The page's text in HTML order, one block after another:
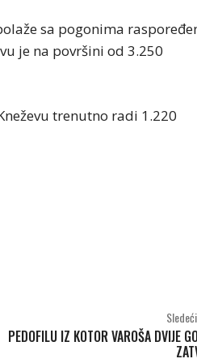
sa pogonima
je na površini od 3.250
trenutno radi 1.220
PEDOFILU IZ KOTOR VAROŠA DVIJE